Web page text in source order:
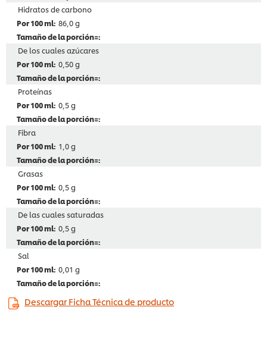
Hidratos de carbono
86,0 g
De los cuales azúcares
0,50 g
Proteínas
0,5 g
Fibra
1,0 g
Grasas
0,5 g
De las cuales saturadas
0,5 g
Sal
0,01 g
Descargar Ficha Técnica de producto